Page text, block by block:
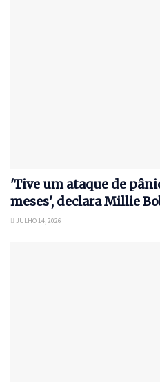
'Tive um ataque de
meses', declara Millie
JULHO 14, 2026